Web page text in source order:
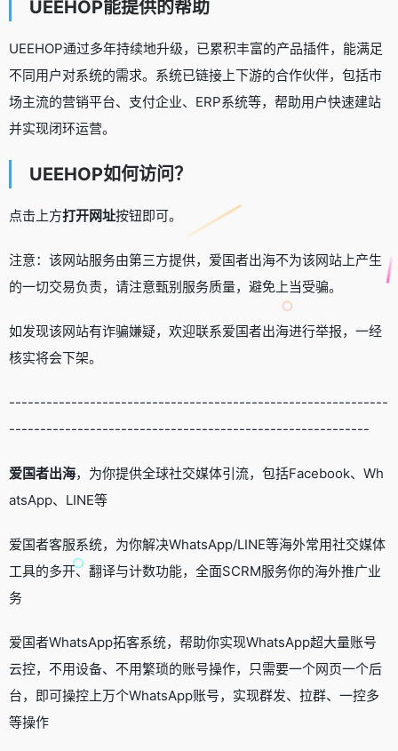
UEEHOP能提供的帮助
UEEHOP通过多年持续地升级，已累积丰富的产品插件，能满足
不同用户对系统的需求。系统已链接上下游的合作伙伴，包括市
场主流的营销平台、支付企业、ERP系统等，帮助用户快速建站
并实现闭环运营。
UEEHOP如何访问？
点击上方打开网址按钮即可。
注意：该网站服务由第三方提供，爱国者出海不为该网站上产生
的一切交易负责，请注意甄别服务质量，避免上当受骗。
如发现该网站有诈骗嫌疑，欢迎联系爱国者出海进行举报，一经
核实将会下架。
-------------------------------------------------------------
----------------------------------------------------------
爱国者出海，为你提供全球社交媒体引流，包括Facebook、Wh
atsApp、LINE等
爱国者客服系统，为你解决WhatsApp/LINE等海外常用社交媒体
工具的多开、翻译与计数功能，全面SCRM服务你的海外推广业
务
爱国者WhatsApp拓客系统，帮助你实现WhatsApp超大量账号
云控，不用设备、不用繁琐的账号操作，只需要一个网页一个后
台，即可操控上万个WhatsApp账号，实现群发、拉群、一控多
等操作